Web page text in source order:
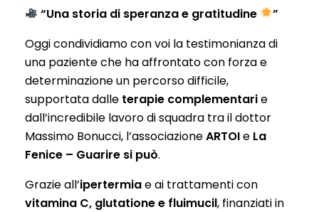
“Una storia di speranza e gratitudine
”
Oggi condividiamo con voi la testimonianza di
una paziente che ha affrontato con forza e
determinazione un percorso difficile,
supportata dalle terapie complementarie
dall’incredibile lavoro di squadra tra il dottor
Massimo Bonucci, l’associazioneARTOIe La
Fenice – Guarire si può.
Grazie all’ipertermiae ai trattamenti con
vitamina C, glutatione e fluimucil, finanziati in